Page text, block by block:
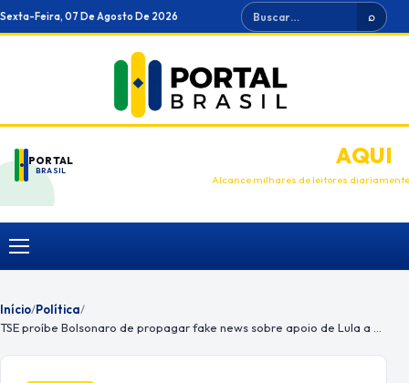
Ir
para
Sexta-Feira, 07 De Agosto De 2026 Buscar ⌕
PORTAL
BRASIL
ANUNCIEAQUI
Alcance milhares de leitores diariamente
Menu
Início/Política/